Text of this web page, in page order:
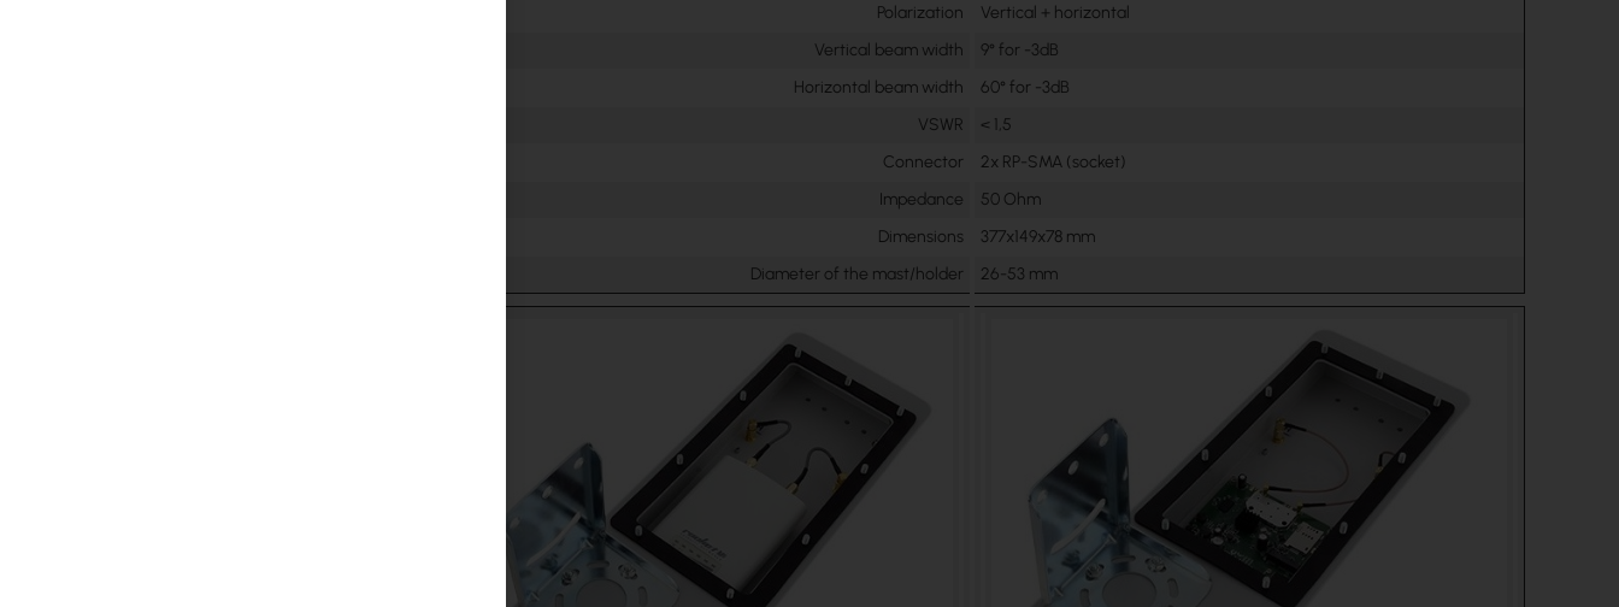
Polarization
Vertical + horizontal
Vertical beam width
9° for -3dB
Horizontal beam width
60° for -3dB
VSWR
< 1,5
Connector
2x RP-SMA (socket)
Impedance
50 Ohm
Dimensions
377x149x78 mm
Diameter of the mast/holder
26-53 mm